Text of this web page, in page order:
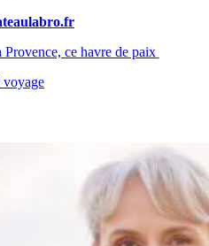
Provence, ce havre de paix
voyage